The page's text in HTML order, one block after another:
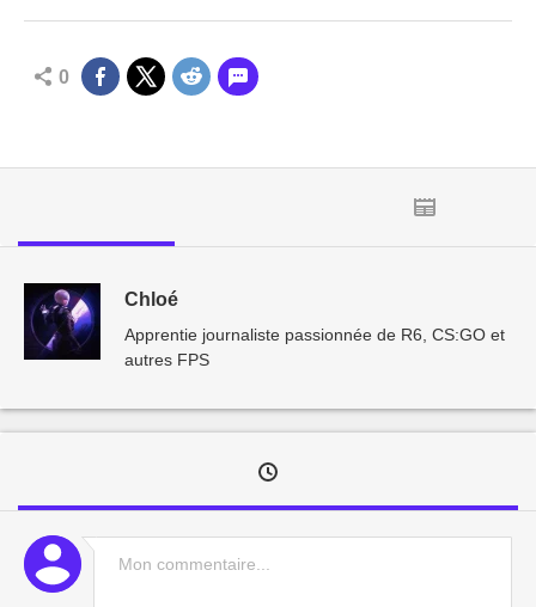
0
Chloé
Apprentie journaliste passionnée de R6, CS:GO et
autres FPS